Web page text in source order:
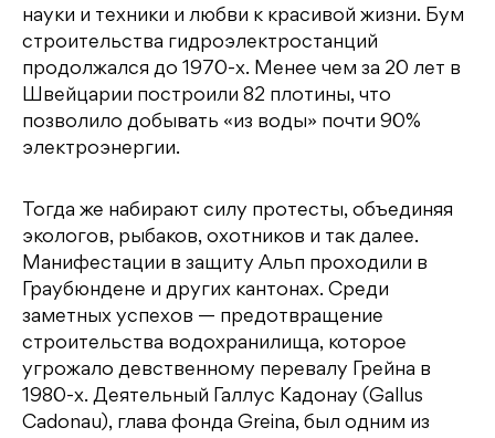
науки и техники и любви к красивой жизни. Бум
строительства гидроэлектростанций
продолжался до 1970-х. Менее чем за 20 лет в
Швейцарии построили 82 плотины, что
позволило добывать «из воды» почти 90%
электроэнергии.
Тогда же набирают силу протесты, объединяя
экологов, рыбаков, охотников и так далее.
Манифестации в защиту Альп проходили в
Граубюндене и других кантонах. Среди
заметных успехов — предотвращение
строительства водохранилища, которое
угрожало девственному перевалу Грейна в
1980-х. Деятельный Галлус Кадонау (Gallus
Cadonau), глава фонда Greina, был одним из